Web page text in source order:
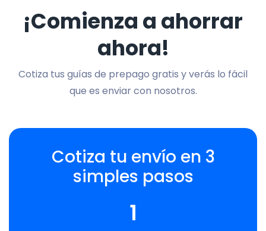
¡Comienza a ahorrar
ahora!
Cotiza tus guías de prepago gratis y verás lo fácil
que es enviar con nosotros.
Cotiza tu envío en 3
simples pasos
1